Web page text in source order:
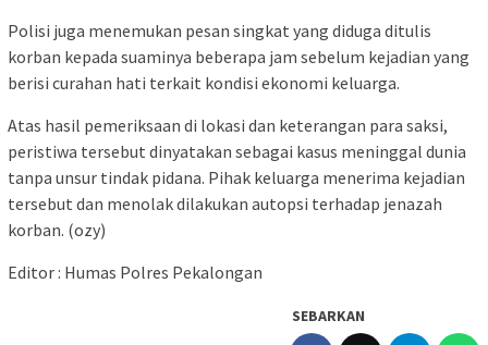
Polisi juga menemukan pesan singkat yang diduga ditulis
korban kepada suaminya beberapa jam sebelum kejadian yang
berisi curahan hati terkait kondisi ekonomi keluarga.
Atas hasil pemeriksaan di lokasi dan keterangan para saksi,
peristiwa tersebut dinyatakan sebagai kasus meninggal dunia
tanpa unsur tindak pidana. Pihak keluarga menerima kejadian
tersebut dan menolak dilakukan autopsi terhadap jenazah
korban. (ozy)
Editor : Humas Polres Pekalongan
SEBARKAN